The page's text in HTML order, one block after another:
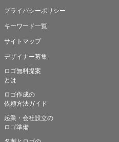
プライバシーポリシー
キーワード一覧
サイトマップ
デザイナー募集
ロゴ無料提案
とは
ロゴ作成の
依頼方法ガイド
起業・会社設立の
ロゴ準備